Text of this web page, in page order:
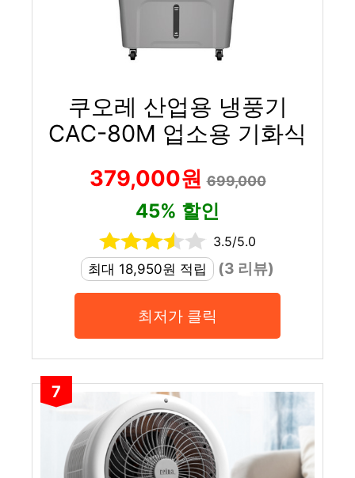
쿠오레 산업용 냉풍기
CAC-80M 업소용 기화식
379,000원699,000
45% 할인
3.5/5.0
최대 18,950원 적립
(3 리뷰)
최저가 클릭
7